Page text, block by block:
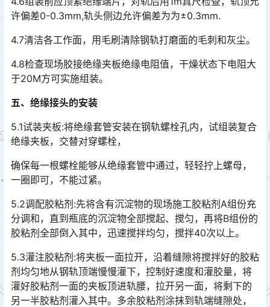
许偏差0-0.3mm,轨头侧边允许偏差为为±0.3mm.
4.7清洁各工作面，用毛刷清除钢轨打磨面的毛刺和灰尘。
4.8检查现场胶接绝缘夹板绝缘电阻值，干燥状态下电阻大
于20M方可实施组装。
五、 绝缘接头的安装
5.1试装夹板:将绝缘套管安装在钢轨螺栓孔内，试组装复合
绝缘夹板，交替对穿螺栓，
确保每一根螺栓能够从绝缘套管中通过，轻轻拧上螺母，
一圈即可，不能过紧。
5.2调配胶粘剂:先将含有沉淀物的现场施工胶粘剂A组份充
分调和，直到瓶底的沉淀物全部搅起、搅匀，再将B组份的
胶粘剂全部倒入其中，迅速搅拌均匀，搅拌40次以上。
5.3灌注胶粘剂:将夹板一面拉开，沿着缝隙将搅拌好的胶粘
剂均匀地从钢轨顶端慢慢灌下，控制好速度和灌胶量，将
灌好胶粘剂一面的夹板顶进轨腰，拉开另一面，将剩下的
另一半胶粘剂灌入其中。多余胶粘剂涂抹到轨端缝隙处，